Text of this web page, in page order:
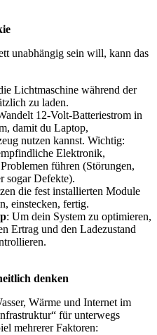
unabhängig sein will, kann das
Lichtmaschine während der
zu laden.
12-Volt-Batteriestrom in
damit du Laptop,
nutzen kannst. Wichtig:
Elektronik,
führen (Störungen,
sogar Defekte).
die fest installierten Module
einstecken, fertig.
: Um dein System zu optimieren,
Ertrag und den Ladezustand
denken
Wärme und Internet im
für unterwegs
mehrerer Faktoren: